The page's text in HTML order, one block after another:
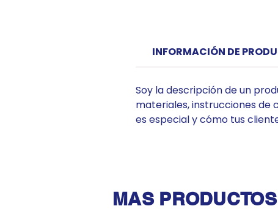
INFORMACIÓN DE
Soy la descripción de un
materiales, instrucciones de
es especial y cómo tus
MAS